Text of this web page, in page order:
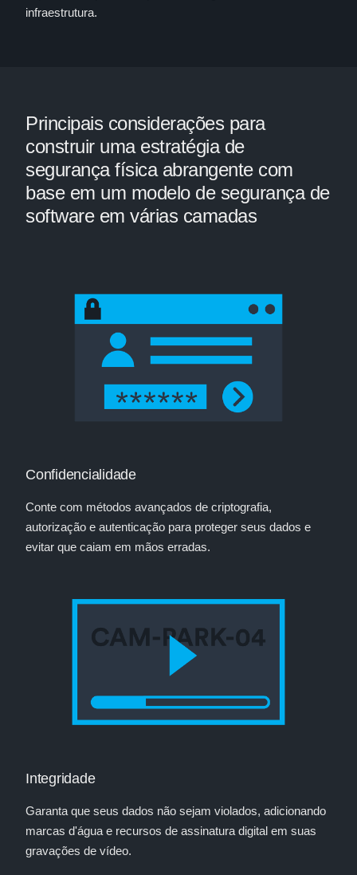
infraestrutura.
Principais considerações para
construir uma estratégia de
segurança física abrangente com
base em um modelo de segurança de
software em várias camadas
Confidencialidade
Conte com métodos avançados de criptografia,
autorização e autenticação para proteger seus dados e
evitar que caiam em mãos erradas.
Integridade
Garanta que seus dados não sejam violados, adicionando
marcas d'água e recursos de assinatura digital em suas
gravações de vídeo.